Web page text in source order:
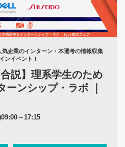
企業のインターン・本選考の情報収集
ンイベント！
説】理系学生のため
ーンシップ・ラボ ｜
～17:15